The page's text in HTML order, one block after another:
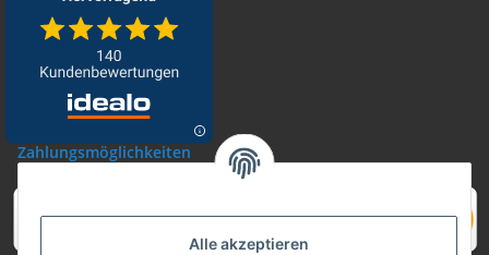
Alle akzeptieren
Zahlungsmöglichkeiten